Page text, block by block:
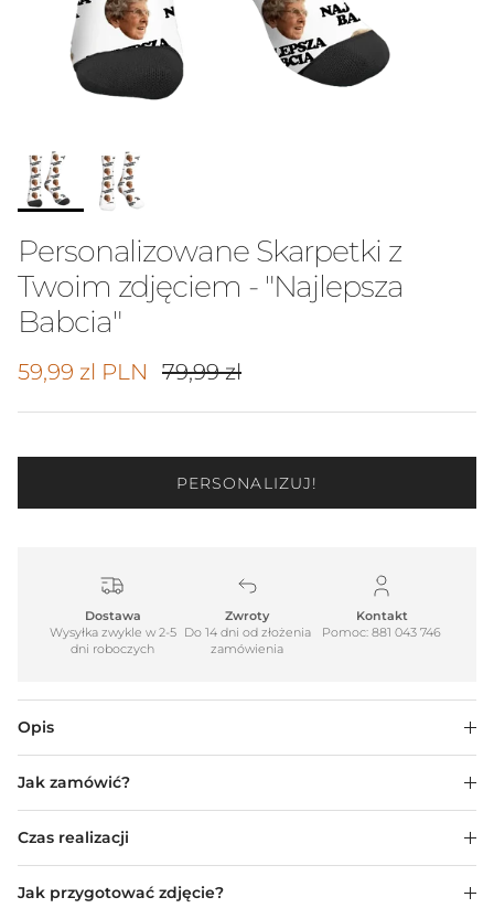
Personalizowane Skarpetki z
Twoim zdjęciem - "Najlepsza
Babcia"
Cena promocyjna
59,99 zl PLN Cena regularna
79,99 zl
PERSONALIZUJ!
Dostawa
Wysyłka zwykle w 2-5
dni roboczych
Zwroty
Do 14 dni od złożenia
zamówienia
Kontakt
Pomoc: 881 043 746
Opis
Jak zamówić?
Czas realizacji
Jak przygotować zdjęcie?